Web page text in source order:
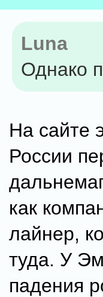
Luna
Однако
На сайте
России
как
лайнер,
туда. У
падения